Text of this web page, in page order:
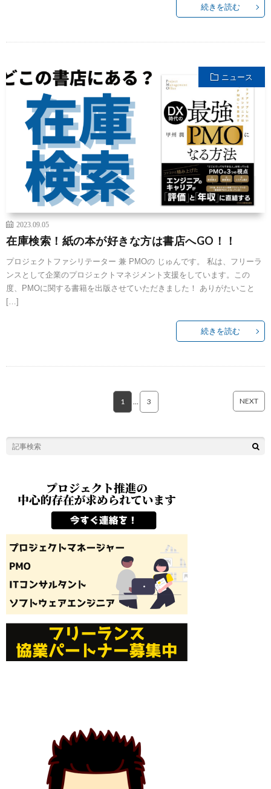
続きを読む
ニュース
2023.09.05
在庫検索！紙の本が好きな方は書店へGO！！
プロジェクトファシリテーター 兼 PMOの じゅんです。 私は、フリーラ
ンスとして企業のプロジェクトマネジメント支援をしています。この
度、PMOに関する書籍を出版させていただきました！ ありがたいこと
[…]
続きを読む
1 … 3 NEXT